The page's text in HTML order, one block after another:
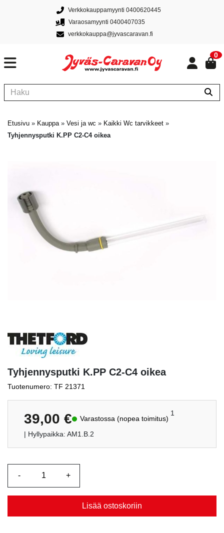
Verkkokauppamyynti 0400620445
Varaosamyynti 0400407035
verkkokauppa@jyvascaravan.fi
0
Etusivu » Kauppa» Vesi ja wc » Kaikki Wc tarvikkeet »
Tyhjennysputki K.PP C2-C4 oikea
Tyhjennysputki K.PP C2-C4 oikea
Tuotenumero: TF 21371
39,00 € Varastossa (nopea toimitus)
1
| Hyllypaikka: AM1.B.2
Lisää ostoskoriin